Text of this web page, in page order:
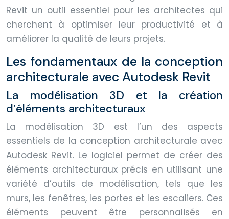
Revit un outil essentiel pour les architectes qui
cherchent à optimiser leur productivité et à
améliorer la qualité de leurs projets.
Les fondamentaux de la conception
architecturale avec Autodesk Revit
La modélisation 3D et la création
d’éléments architecturaux
La modélisation 3D est l’un des aspects
essentiels de la conception architecturale avec
Autodesk Revit. Le logiciel permet de créer des
éléments architecturaux précis en utilisant une
variété d’outils de modélisation, tels que les
murs, les fenêtres, les portes et les escaliers. Ces
éléments peuvent être personnalisés en